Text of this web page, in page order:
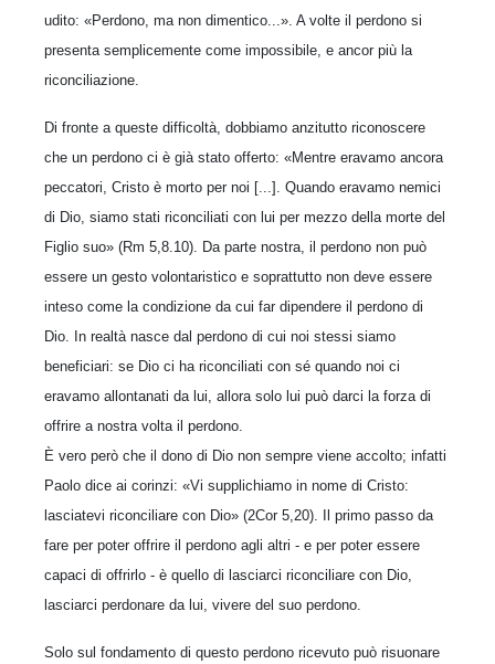
udito: «Perdono, ma non dimentico...». A volte il perdono si
presenta semplicemente come impossibile, e ancor più la
riconciliazione.
Di fronte a queste difficoltà, dobbiamo anzitutto riconoscere
che un perdono ci è già stato offerto: «Mentre eravamo ancora
peccatori, Cristo è morto per noi [...]. Quando eravamo nemici
di Dio, siamo stati riconciliati con lui per mezzo della morte del
Figlio suo» (Rm 5,8.10). Da parte nostra, il perdono non può
essere un gesto volontaristico e soprattutto non deve essere
inteso come la condizione da cui far dipendere il perdono di
Dio. In realtà nasce dal perdono di cui noi stessi siamo
beneficiari: se Dio ci ha riconciliati con sé quando noi ci
eravamo allontanati da lui, allora solo lui può darci la forza di
offrire a nostra volta il perdono.
È vero però che il dono di Dio non sempre viene accolto; infatti
Paolo dice ai corinzi: «Vi supplichiamo in nome di Cristo:
lasciatevi riconciliare con Dio» (2Cor 5,20). Il primo passo da
fare per poter offrire il perdono agli altri - e per poter essere
capaci di offrirlo - è quello di lasciarci riconciliare con Dio,
lasciarci perdonare da lui, vivere del suo perdono.
Solo sul fondamento di questo perdono ricevuto può risuonare